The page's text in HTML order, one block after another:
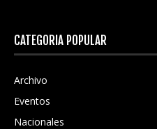
CATEGORÍA POPULAR
Archivo
Eventos
Nacionales